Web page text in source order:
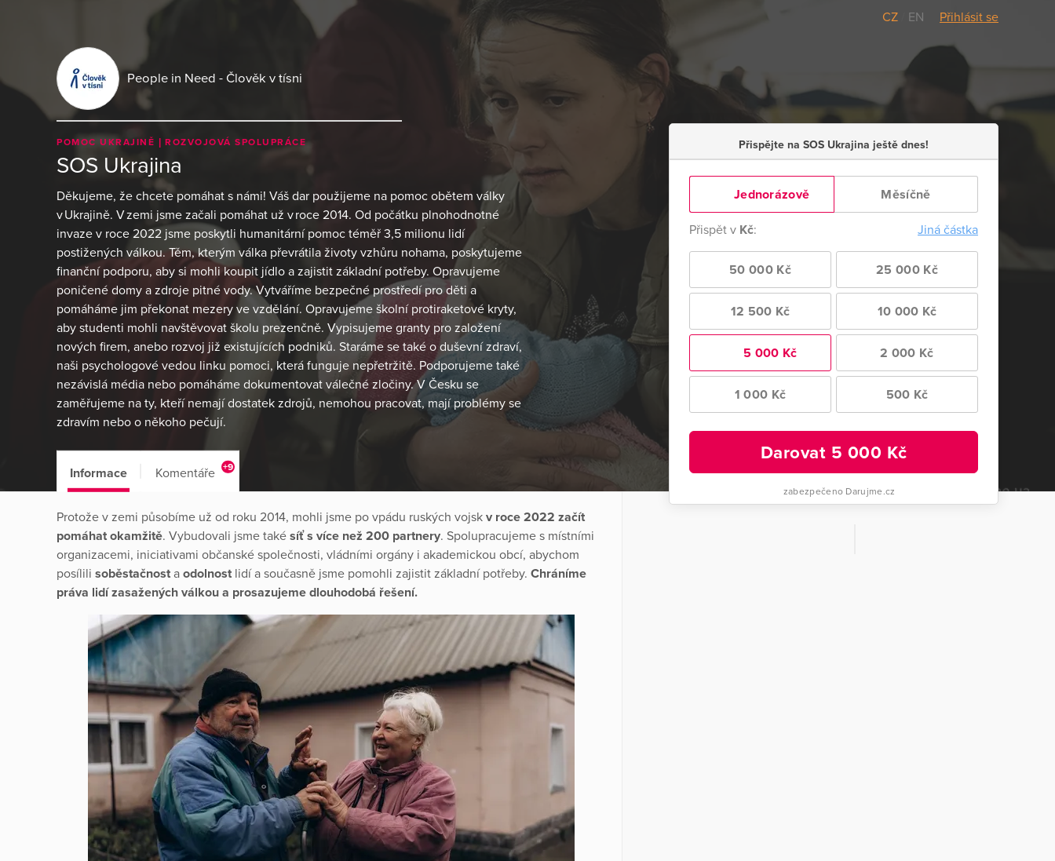
CZ EN Přihlásit se
People in Need - Člověk v tísni
POMOC UKRAJINĚ ROZVOJOVÁ SPOLUPRÁCE
SOS Ukrajina
Děkujeme, že chcete pomáhat s námi! Váš dar použijeme na pomoc obětem války
v Ukrajině. V zemi jsme začali pomáhat už v roce 2014. Od počátku plnohodnotné
invaze v roce 2022 jsme poskytli humanitární pomoc téměř 3,5 milionu lidí
postižených válkou. Těm, kterým válka převrátila životy vzhůru nohama, poskytujeme
finanční podporu, aby si mohli koupit jídlo a zajistit základní potřeby. Opravujeme
poničené domy a zdroje pitné vody. Vytváříme bezpečné prostředí pro děti a
pomáháme jim překonat mezery ve vzdělání. Opravujeme školní protiraketové kryty,
aby studenti mohli navštěvovat školu prezenčně. Vypisujeme granty pro založení
nových firem, anebo rozvoj již existujících podniků. Staráme se také o duševní zdraví,
naši psychologové vedou linku pomoci, která funguje nepřetržitě. Podporujeme také
nezávislá média nebo ‎pomáháme dokumentovat válečné zločiny. V Česku se
zaměřujeme na ty, kteří nemají dostatek zdrojů, ‎nemohou pracovat, mají problémy se
zdravím nebo o někoho pečují.
Přispějte na SOS Ukrajina ještě dnes!
Jednorázově Měsíčně
Přispět v Kč: Jiná částka
50 000 Kč 25 000 Kč
12 500 Kč 10 000 Kč
5 000 Kč 2 000 Kč
1 000 Kč 500 Kč
Darovat 5 000 Kč
zabezpečeno Darujme.cz
Informace Komentáře +9
Protože v zemi působíme už od roku 2014, mohli jsme po vpádu ruských vojsk v roce 2022 začít
pomáhat okamžitě. Vybudovali jsme také síť s více než 200 partnery. Spolupracujeme s místními
organizacemi, iniciativami občanské společnosti, vládními orgány i akademickou obcí, abychom
posílili soběstačnost a odolnost lidí a současně jsme pomohli zajistit základní potřeby. Chráníme
práva lidí zasažených válkou a prosazujeme dlouhodobá řešení.